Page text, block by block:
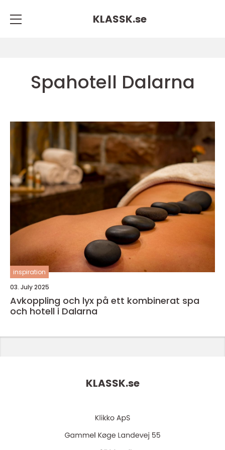
KLASSK.se
Spahotell Dalarna
inspiration
03. July 2025
Avkoppling och lyx på ett kombinerat spa
och hotell i Dalarna
KLASSK.se